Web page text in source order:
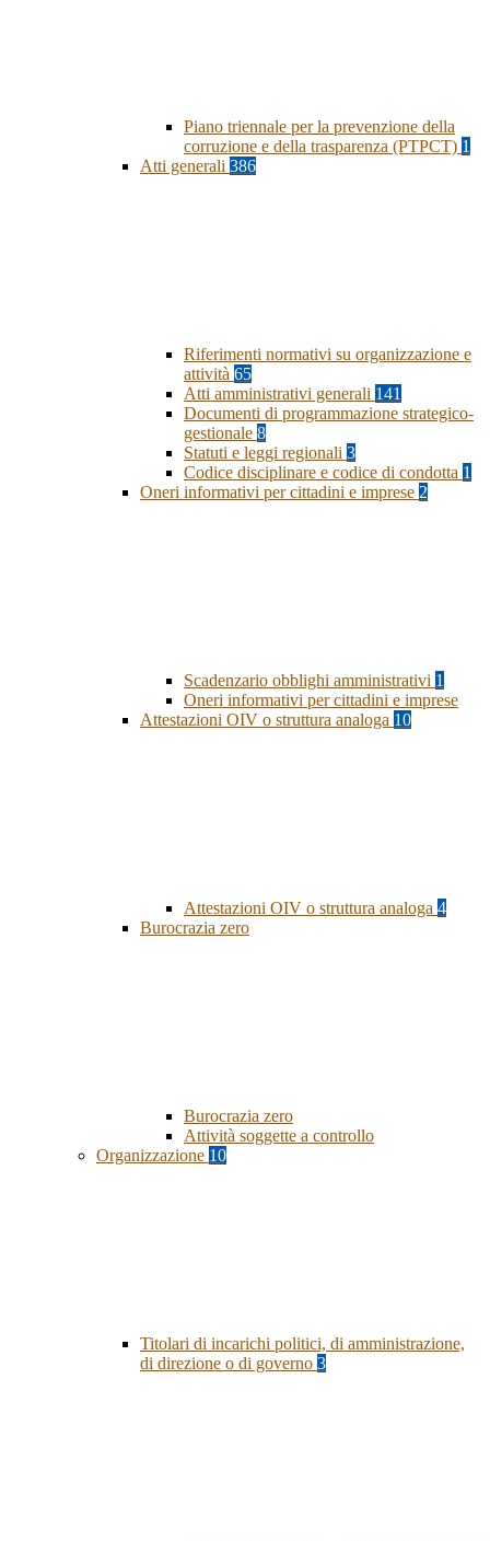
Piano triennale per la prevenzione della
corruzione e della trasparenza (PTPCT) 1
Atti generali 386
Riferimenti normativi su organizzazione e
attività 65
Atti amministrativi generali 141
Documenti di programmazione strategico-
gestionale 8
Statuti e leggi regionali 3
Codice disciplinare e codice di condotta 1
Oneri informativi per cittadini e imprese 2
Scadenzario obblighi amministrativi 1
Oneri informativi per cittadini e imprese
Attestazioni OIV o struttura analoga 10
Attestazioni OIV o struttura analoga 4
Burocrazia zero
Burocrazia zero
Attività soggette a controllo
Organizzazione 10
Titolari di incarichi politici, di amministrazione,
di direzione o di governo 3